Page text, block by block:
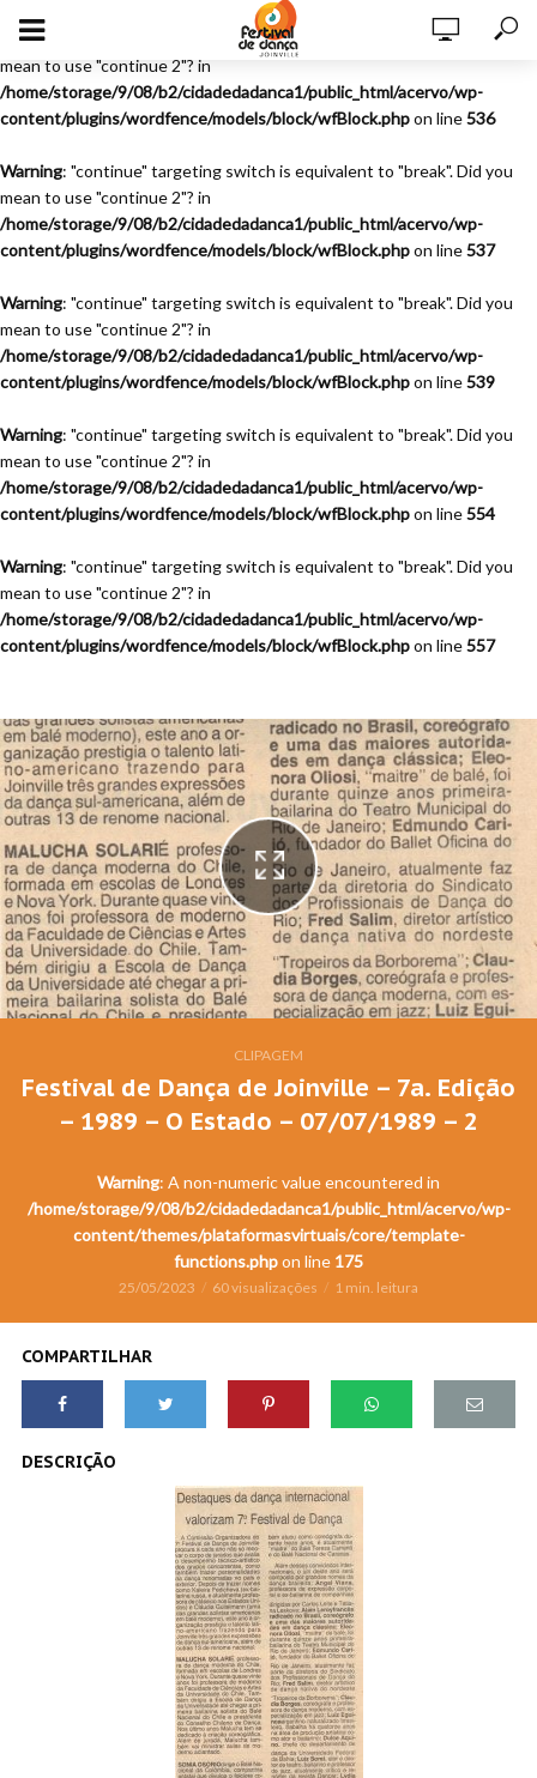
Warning
: "continue" targeting switch is equivalent to "break". Did you
mean to use "continue 2"? in
/home/storage/9/08/b2/cidadedadanca1/public_html/acervo/wp-
content/plugins/wordfence/models/block/wfBlock.phpon line536
Warning: "continue" targeting switch is equivalent to "break". Did you
mean to use "continue 2"? in
/home/storage/9/08/b2/cidadedadanca1/public_html/acervo/wp-
content/plugins/wordfence/models/block/wfBlock.phpon line537
Warning: "continue" targeting switch is equivalent to "break". Did you
mean to use "continue 2"? in
/home/storage/9/08/b2/cidadedadanca1/public_html/acervo/wp-
content/plugins/wordfence/models/block/wfBlock.phpon line539
Warning: "continue" targeting switch is equivalent to "break". Did you
mean to use "continue 2"? in
/home/storage/9/08/b2/cidadedadanca1/public_html/acervo/wp-
content/plugins/wordfence/models/block/wfBlock.phpon line554
Warning: "continue" targeting switch is equivalent to "break". Did you
mean to use "continue 2"? in
/home/storage/9/08/b2/cidadedadanca1/public_html/acervo/wp-
content/plugins/wordfence/models/block/wfBlock.phpon line557
Festival de Dança de Joinville - 7a. Edição - 1989
CLIPAGEM
Festival de Dança de Joinville – 7a. Edição
– 1989 – O Estado – 07/07/1989 – 2
Warning: A non-numeric value encountered in
/home/storage/9/08/b2/cidadedadanca1/public_html/acervo/wp-
content/themes/plataformasvirtuais/core/template-
functions.phpon line 175
25/05/2023 60 visualizações 1 min. leitura
COMPARTILHAR
DESCRIÇÃO